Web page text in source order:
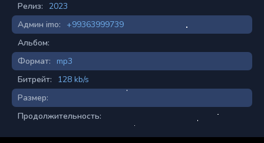
Релиз:
2023
Админ imo:
+99363999739
Альбом:
Формат:
mp3
Битрейт:
128 kb/s
Размер:
Продолжительность: